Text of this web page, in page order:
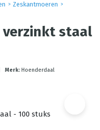
Zeskantmoeren
verzinkt staal
Merk: Hoenderdaal